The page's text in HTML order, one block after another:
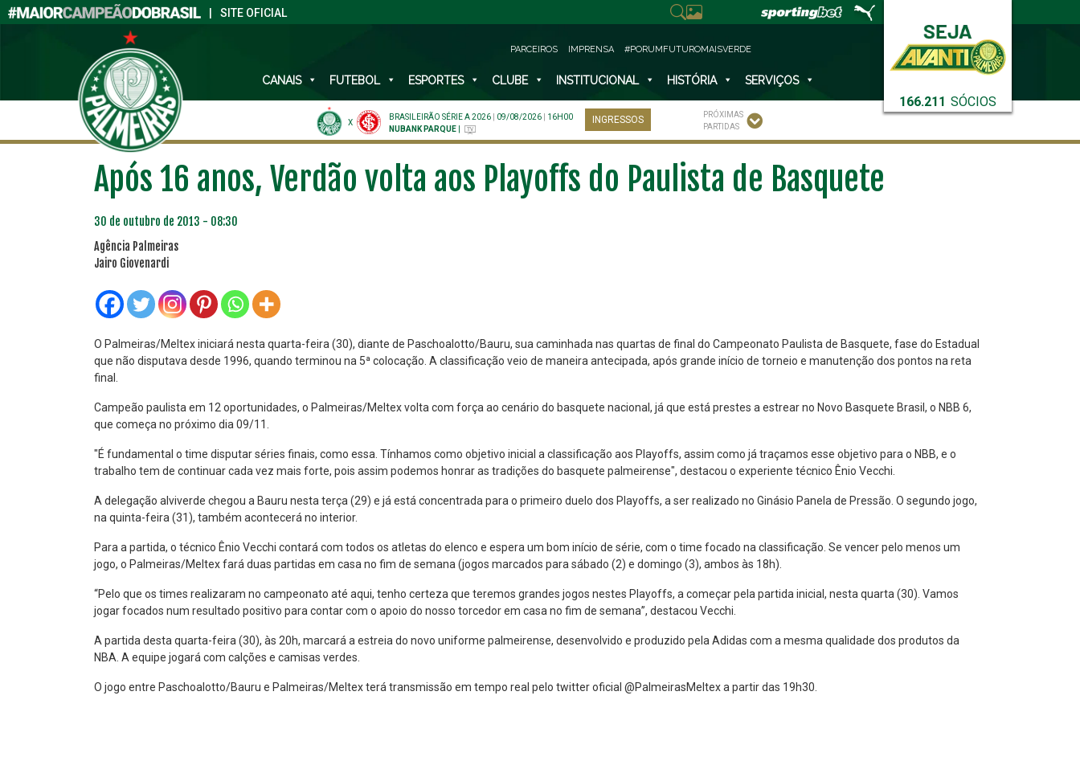
SITE OFICIAL
166.211 SÓCIOS
PARCEIROS IMPRENSA #PORUMFUTUROMAISVERDE
CANAIS FUTEBOL ESPORTES CLUBE INSTITUCIONAL HISTÓRIA SERVIÇOS
X
BRASILEIRÃO SÉRIE A 2026 09/08/2026
16H00
NUBANK PARQUE
INGRESSOS
PRÓXIMAS
PARTIDAS
Após 16 anos, Verdão volta aos Playoffs do Paulista de Basquete
30 de outubro de 2013 - 08:30
Agência Palmeiras
Jairo Giovenardi
O Palmeiras/Meltex iniciará nesta quarta-feira (30), diante de Paschoalotto/Bauru, sua caminhada nas quartas de final do Campeonato Paulista de Basquete, fase do Estadual
que não disputava desde 1996, quando terminou na 5ª colocação. A classificação veio de maneira antecipada, após grande início de torneio e manutenção dos pontos na reta
final.
Campeão paulista em 12 oportunidades, o Palmeiras/Meltex volta com força ao cenário do basquete nacional, já que está prestes a estrear no Novo Basquete Brasil, o NBB 6,
que começa no próximo dia 09/11.
"É fundamental o time disputar séries finais, como essa. Tínhamos como objetivo inicial a classificação aos Playoffs, assim como já traçamos esse objetivo para o NBB, e o
trabalho tem de continuar cada vez mais forte, pois assim podemos honrar as tradições do basquete palmeirense", destacou o experiente técnico Ênio Vecchi.
A delegação alviverde chegou a Bauru nesta terça (29) e já está concentrada para o primeiro duelo dos Playoffs, a ser realizado no Ginásio Panela de Pressão. O segundo jogo,
na quinta-feira (31), também acontecerá no interior.
Para a partida, o técnico Ênio Vecchi contará com todos os atletas do elenco e espera um bom início de série, com o time focado na classificação. Se vencer pelo menos um
jogo, o Palmeiras/Meltex fará duas partidas em casa no fim de semana (jogos marcados para sábado (2) e domingo (3), ambos às 18h).
“Pelo que os times realizaram no campeonato até aqui, tenho certeza que teremos grandes jogos nestes Playoffs, a começar pela partida inicial, nesta quarta (30). Vamos
jogar focados num resultado positivo para contar com o apoio do nosso torcedor em casa no fim de semana”, destacou Vecchi.
A partida desta quarta-feira (30), às 20h, marcará a estreia do novo uniforme palmeirense, desenvolvido e produzido pela Adidas com a mesma qualidade dos produtos da
NBA. A equipe jogará com calções e camisas verdes.
O jogo entre Paschoalotto/Bauru e Palmeiras/Meltex terá transmissão em tempo real pelo twitter oficial @PalmeirasMeltex a partir das 19h30.